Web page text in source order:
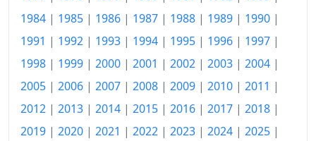
1963
178.67
1964
182.09
186.33
1984 | 1985 | 1986 | 1987 | 1988 | 1989 | 1990 |
1991 | 1992 | 1993 | 1994 | 1995 | 1996 | 1997 |
1998 | 1999 | 2000 | 2001 | 2002 | 2003 | 2004 |
2005 | 2006 | 2007 | 2008 | 2009 | 2010 | 2011 |
2012 | 2013 | 2014 | 2015 | 2016 | 2017 | 2018 |
2019 | 2020 | 2021 | 2022 | 2023 | 2024 | 2025 |